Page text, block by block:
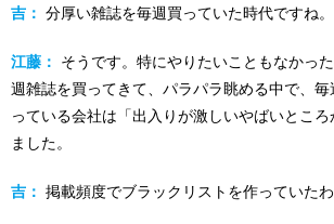
吉： 分厚い雑誌を毎週買っていた時代ですね。
江藤：
そうです。特にやりたいこともなかっ
週雑誌を買ってきて、パラパラ眺める中で、
っている会社は「出入りが激しいやばいとこ
ました。
吉： 掲載頻度でブラックリストを作っていたわ